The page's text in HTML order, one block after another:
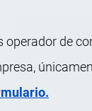
operador de